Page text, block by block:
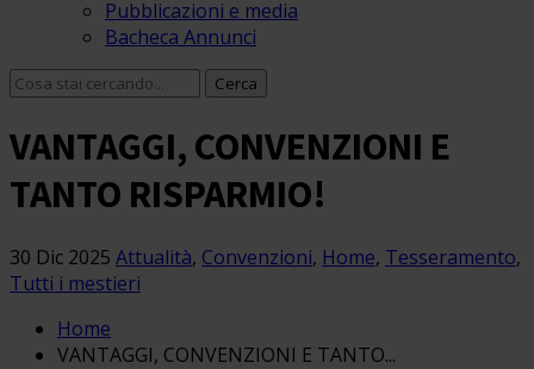
Pubblicazioni e media
Bacheca Annunci
VANTAGGI, CONVENZIONI E
TANTO RISPARMIO!
30 Dic 2025 Attualità, Convenzioni, Home, Tesseramento,
Tutti i mestieri
Home
VANTAGGI, CONVENZIONI E TANTO...